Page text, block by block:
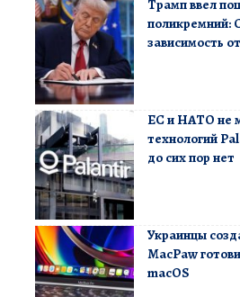
Трамп ввел
поликремний:
зависимость
ЕС и НАТО не
технологий
до сих пор нет
Украинцы
MacPaw
macOS